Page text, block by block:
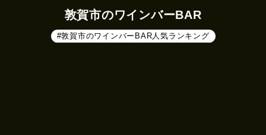
敦賀市のワインバーBAR
#敦賀市のワインバーBAR人気ランキング